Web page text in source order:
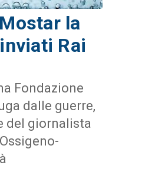
la
Rai
Fondazione
dalle guerre,
del giornalista